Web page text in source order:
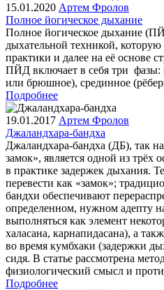
15.01.2020 Артем Фролов
Полное йогическое дыхание
Полное йогическое дыхание
дыхательной техникой, которую
практики и далее на её основе
ПЙД включает в себя три фазы:
или брюшное), срединное
Подробнее
19.01.2017 Артем Фролов
Джаландхара-бандха
Джаландхара-бандха (ДБ), так
замок», является одной из
в практике задержек дыхания.
перевести как «замок»;
бандхи обеспечивают
определенном, нужном адепту
выполняться как элемент
халасана, карнапидасана), а
во время кумбхаки (задержки
сидя. В статье рассмотрена
физиологический смысл и
Подробнее